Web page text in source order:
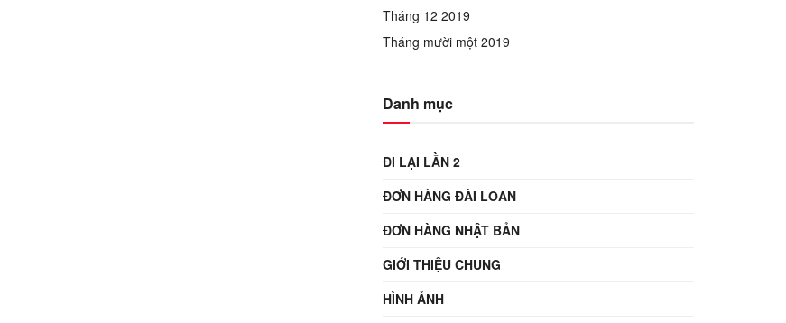
Tháng 12 2019
Tháng mười một 2019
Danh mục
ĐI LẠI LẦN 2
ĐƠN HÀNG ĐÀI LOAN
ĐƠN HÀNG NHẬT BẢN
GIỚI THIỆU CHUNG
HÌNH ẢNH